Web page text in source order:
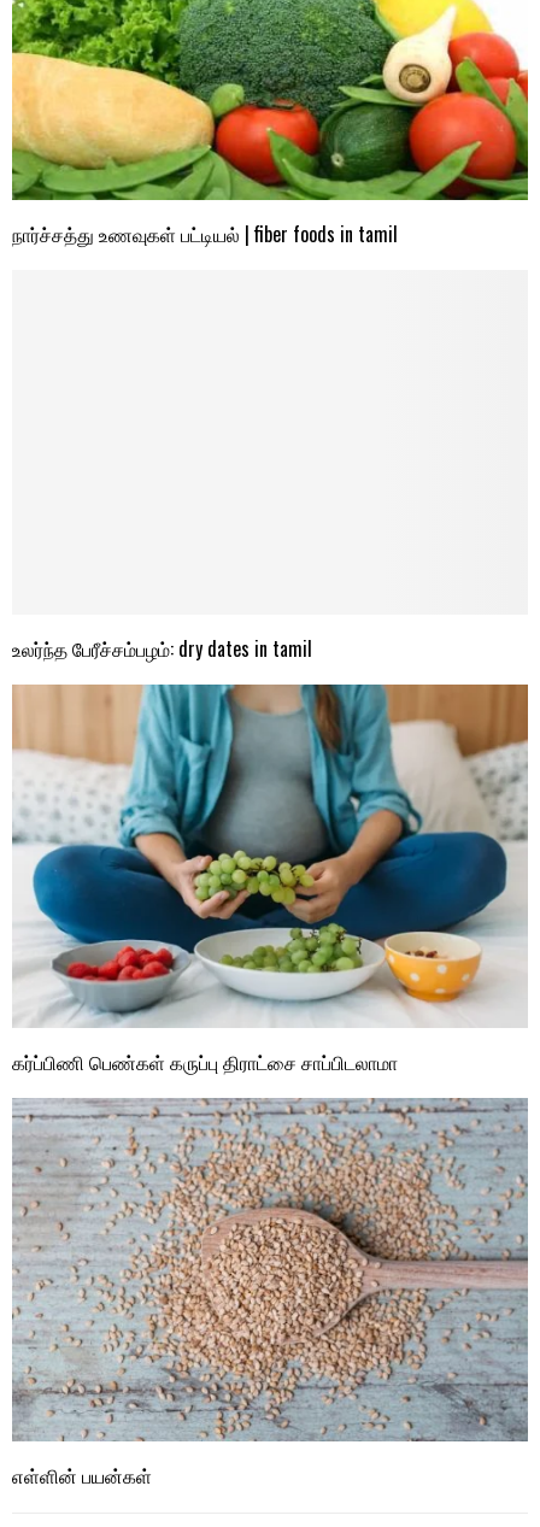
நார்ச்சத்து உணவுகள் பட்டியல் | fiber foods in tamil
உலர்ந்த பேரீச்சம்பழம்: dry dates in tamil
கர்ப்பிணி பெண்கள் கருப்பு திராட்சை சாப்பிடலாமா
எள்ளின் பயன்கள்